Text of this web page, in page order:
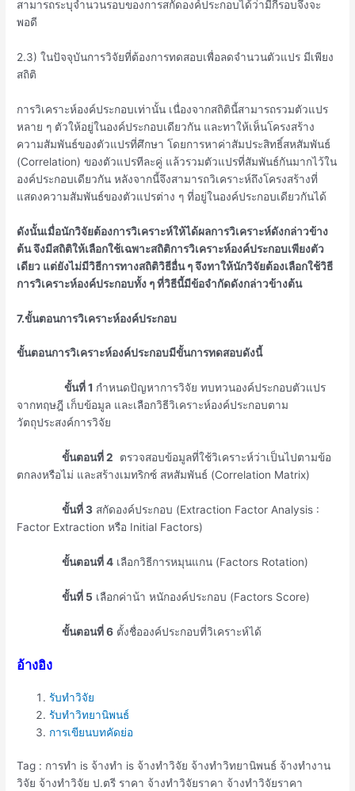
สามารถระบุจำนวนรอบของการสกัดองค์ประกอบได้ว่ามีกี่รอบจึงจะ
พอดี
2.3) ในปัจจุบันการวิจัยที่ต้องการทดสอบเพื่อลดจำนวนตัวแปร มีเพียง
สถิติ
การวิเคราะห์องค์ประกอบเท่านั้น เนื่องจากสถิตินี้สามารถรวมตัวแปร
หลาย ๆ ตัวให้อยู่ในองค์ประกอบเดียวกัน และทาให้เห็นโครงสร้าง
ความสัมพันธ์ของตัวแปรที่ศึกษา โดยการหาค่าสัมประสิทธิ์สหสัมพันธ์
(Correlation) ของตัวแปรทีละคู่ แล้วรวมตัวแปรที่สัมพันธ์กันมากไว้ใน
องค์ประกอบเดียวกัน หลังจากนี้จึงสามารถวิเคราะห์ถึงโครงสร้างที่
แสดงความสัมพันธ์ของตัวแปรต่าง ๆ ที่อยู่ในองค์ประกอบเดียวกันได้
ดังนั้นเมื่อนักวิจัยต้องการวิเคราะห์ให้ได้ผลการวิเคราะห์ดังกล่าวข้าง
ต้น จึงมีสถิติให้เลือกใช้เฉพาะสถิติการวิเคราะห์องค์ประกอบเพียงตัว
เดียว แต่ยังไม่มีวิธีการทางสถิติวิธีอื่น ๆ จึงทาให้นักวิจัยต้องเลือกใช้วิธี
การวิเคราะห์องค์ประกอบทั้ง ๆ ที่วิธีนี้มีข้อจำกัดดังกล่าวข้างต้น
7.ขั้นตอนการวิเคราะห์องค์ประกอบ
ขั้นตอนการวิเคราะห์องค์ประกอบมีขั้นการทดสอบดังนี้
ขั้นที่1 กำหนดปัญหาการวิจัย ทบทวนองค์ประกอบตัวแปร
จากทฤษฎี เก็บข้อมูล และเลือกวิธีวิเคราะห์องค์ประกอบตาม
วัตถุประสงค์การวิจัย
ขั้นตอนที่2 ตรวจสอบข้อมูลที่ใช้วิเคราะห์ว่าเป็นไปตามข้อ
ตกลงหรือไม่ และสร้างเมทริกซ์ สหสัมพันธ์ (Correlation Matrix)
ขั้นที่3 สกัดองค์ประกอบ (Extraction Factor Analysis :
Factor Extraction หรือ Initial Factors)
ขั้นตอนที่4 เลือกวิธีการหมุนแกน (Factors Rotation)
ขั้นที่ 5 เลือกค่าน้า หนักองค์ประกอบ (Factors Score)
ขั้นตอนที่ 6 ตั้งชื่อองค์ประกอบที่วิเคราะห์ได้
อ้างอิง
รับทำวิจัย
รับทำวิทยานิพนธ์
การเขียนบทคัดย่อ
Tag : การทำ is จ้างทำ is จ้างทำวิจัย จ้างทำวิทยานิพนธ์ จ้างทํางาน
วิจัย จ้างทําวิจัย ป.ตรี ราคา จ้างทําวิจัยราคา จ้างทําวิจัยราคา